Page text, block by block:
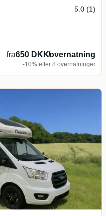
5.0 (1)
fra650 DKK/overnatning
-10% efter 8 overnatninger